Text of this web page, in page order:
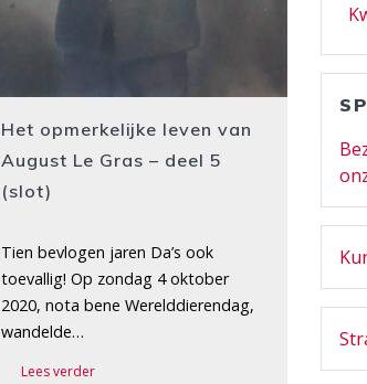
Het opmerkelijke leven van
August Le Gras – deel 5
(slot)
Tien bevlogen jaren Da’s ook
toevallig! Op zondag 4 oktober
2020, nota bene Werelddierendag,
wandelde…
Lees verder